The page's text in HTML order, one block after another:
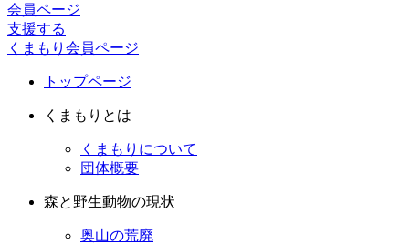
会員ページ
支援する
くまもり会員ページ
トップページ
くまもりとは
くまもりについて
団体概要
森と野生動物の現状
奥山の荒廃